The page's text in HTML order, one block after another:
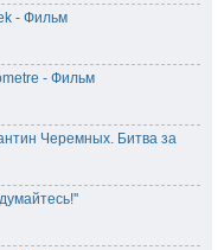
- Фильм
- Фильм
Черемных. Битва за